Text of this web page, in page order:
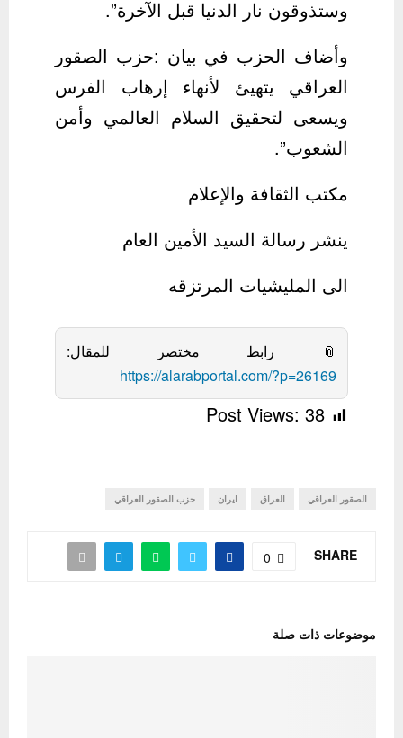
وستذوقون نار الدنيا قبل الآخرة”.
وأضاف الحزب في بيان :حزب الصقور
العراقي يتهيئ لأنهاء إرهاب الفرس
ويسعى لتحقيق السلام العالمي وأمن
الشعوب”.
مكتب الثقافة والإعلام
ينشر رسالة السيد الأمين العام
الى المليشيات المرتزقه
📎 رابط مختصر للمقال:
https://alarabportal.com/?p=26169
Post Views: 38
الصقور العراقي العراق ايران حزب الصقور العراقي
SHARE
0
موضوعات ذات صلة